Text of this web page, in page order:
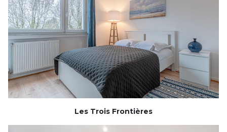
Les Trois Frontières